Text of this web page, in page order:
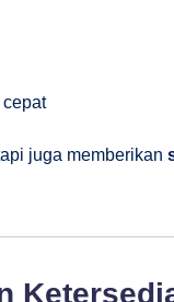
juga memberikan